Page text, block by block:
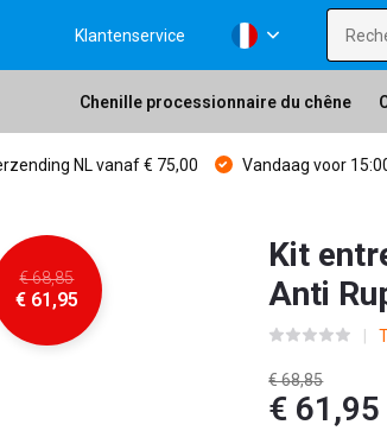
Klantenservice
Chenille processionnaire du chêne
NL vanaf € 75,00 Vandaag voor
€ 68,85
€ 61,95
Kit
Anti
€ 68,85
€ 61,95